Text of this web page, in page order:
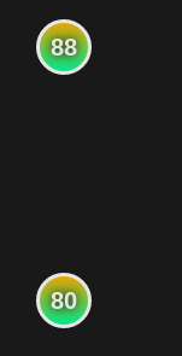
88
80